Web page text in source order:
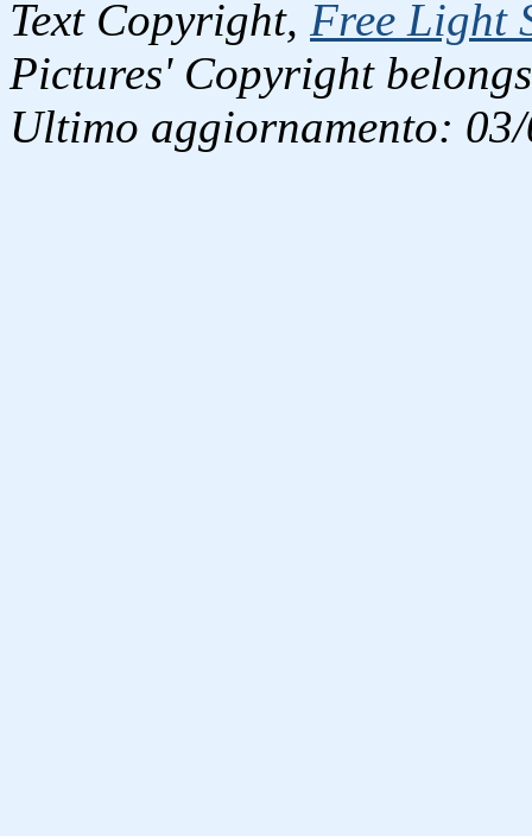
Text Copyright, Free Light
Pictures' Copyright
Ultimo aggiornamento: